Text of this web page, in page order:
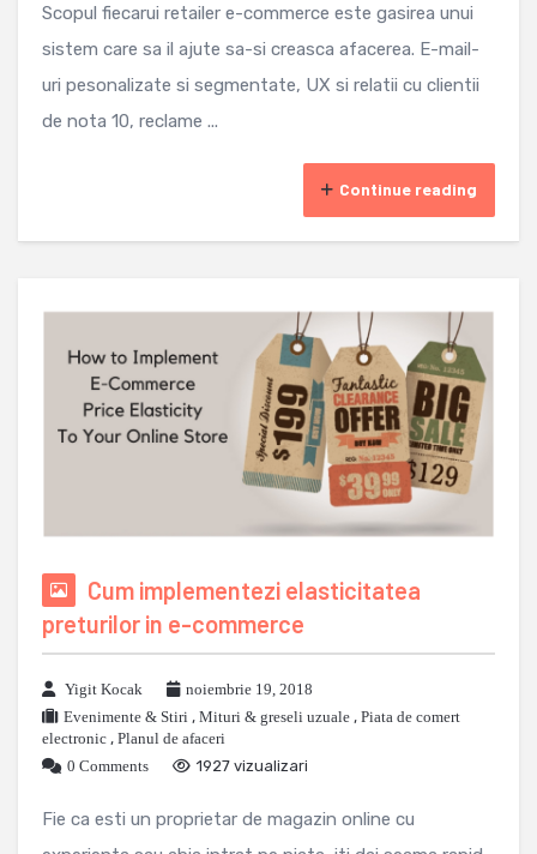
Scopul fiecarui retailer e-commerce este gasirea unui
sistem care sa il ajute sa-si creasca afacerea. E-mail-
uri pesonalizate si segmentate, UX si relatii cu clientii
de nota 10, reclame ...
Continue reading
Cum implementezi elasticitatea
preturilor in e-commerce
Yigit Kocak
noiembrie 19, 2018
Evenimente & Stiri , Mituri & greseli uzuale , Piata de comert
electronic , Planul de afaceri
0 Comments
1927 vizualizari
Fie ca esti un proprietar de magazin online cu